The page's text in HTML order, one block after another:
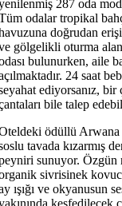
287 oda
odalar tropikal
doğrudan
gölgelikli oturma
bulunurken, aile
24 saat
ediyorsanız,
bile talep
ödüllü Arwana
tavada kızarmış
sunuyor. Özgün
sivrisinek
ışığı ve okyanusun
keşfedilecek